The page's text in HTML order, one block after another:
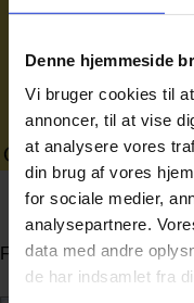
Denne hjemmeside
Vi bruger cookies til
annoncer, til at vise
at analysere vores
din brug af vores
for sociale medier,
analysepartnere.
data med andre
de har indsamlet fra
FLERE NYHEDER